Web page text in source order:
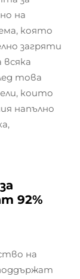
на
която
загряти
това
които
напълно
92%
на